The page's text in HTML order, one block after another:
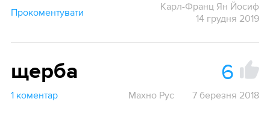
Прокоментувати
Карл-Франц Ян Йосиф
14 грудня 2019
щерба 6
1 коментар Махно Рус 7 березня 2018